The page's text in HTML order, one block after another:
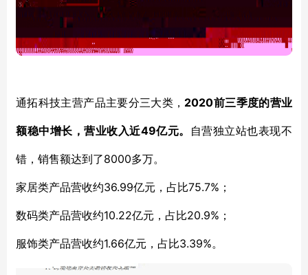
通拓科技主营产品主要分三大类， 2020前三季度的营业
额稳中增长，营业收入近49亿元。 自营独立站也表现不
错，销售额达到了8000多万。
家居类产品营收约36.99亿元，占比75.7%；
数码类产品营收约10.22亿元，占比20.9%；
服饰类产品营收约1.66亿元，占比3.39%。